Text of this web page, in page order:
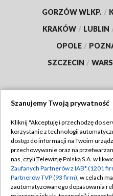
GORZÓW WLKP. /
KRAKÓW / LUBLIN
OPOLE /
SZCZECIN /
Abonament TVP
Emisja w TVP
Centrum informacji TVP
Polityka
Szanujemy Twoją prywatność
Kliknij "Akceptuję i przechodzę do
korzystanie z technologii
dostęp do informacji na Twoim
przechowywanie oraz na
nas, czyli Telewizję Polską S.A. w
Zaufanych Partnerów z IAB* (1201
Partnerów TVP (93 firm), w celach
zautomatyzowanego dopasowania